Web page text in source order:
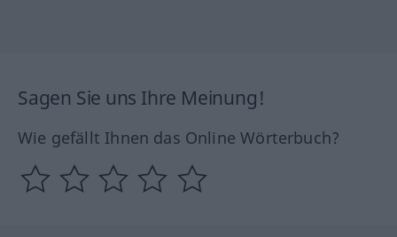
Sagen Sie uns Ihre Meinung!
Wie gefällt Ihnen das Online Wörterbuch?